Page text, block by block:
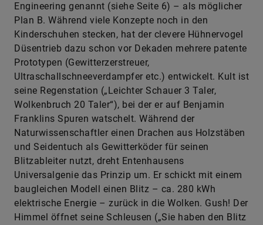
Engineering genannt (siehe Seite 6) – als möglicher
Plan B. Während viele Konzepte noch in den
Kinderschuhen stecken, hat der clevere Hühnervogel
Düsentrieb dazu schon vor Dekaden mehrere patente
Prototypen (Gewitterzerstreuer,
Ultraschallschneeverdampfer etc.) entwickelt. Kult ist
seine Regenstation („Leichter Schauer 3 Taler,
Wolkenbruch 20 Taler“), bei der er auf Benjamin
Franklins Spuren watschelt. Während der
Naturwissenschaftler einen Drachen aus Holzstäben
und Seidentuch als Gewitterköder für seinen
Blitzableiter nutzt, dreht Entenhausens
Universalgenie das Prinzip um. Er schickt mit einem
baugleichen Modell einen Blitz – ca. 280 kWh
elektrische Energie – zurück in die Wolken. Gush! Der
Himmel öffnet seine Schleusen („Sie haben den Blitz